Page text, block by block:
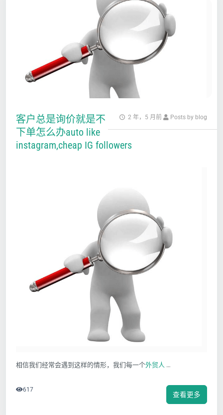
2 年，5 月前 Posts by blog
客户总是询价就是不
下单怎么办auto like
instagram,cheap IG followers
相信我们经常会遇到这样的情形，我们每一个外贸人 …
查看更多
617